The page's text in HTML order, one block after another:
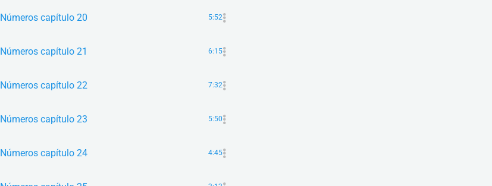
Números capítulo 20 5:52
Números capítulo 21 6:15
Números capítulo 22 7:32
Números capítulo 23 5:50
Números capítulo 24 4:45